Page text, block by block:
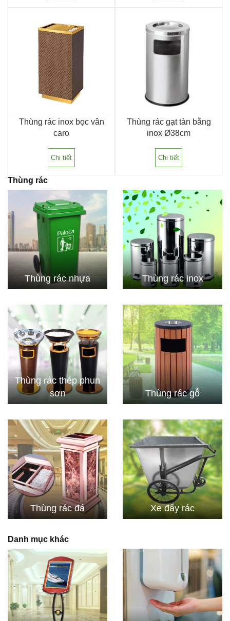
Thùng rác inox bọc vân
caro
Chi tiết
Thùng rác gạt tàn bằng
inox Ø38cm
Chi tiết
Thùng rác
Thùng rác nhựa Thùng rác inox
Thùng rác thép phun
sơn
Thùng rác gỗ
Thùng rác đá Xe đẩy rác
Danh mục khác